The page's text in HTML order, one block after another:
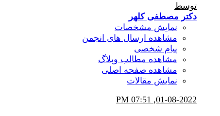
توسط
دکتر مصطفی کلهر
نمایش مشخصات
مشاهده ارسال های انجمن
پیام شخصی
مشاهده مطالب وبلاگ
مشاهده صفحه اصلی
نمایش مقالات
01-08-2022,
07:51 PM